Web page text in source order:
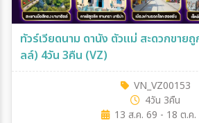
ทัวร์เวียดนาม ดานัง ตัวแม่ สะดวกขาย
ลล์) 4วัน 3คืน (VZ)
VN_VZ00153
4วัน 3คืน
13 ส.ค. 69 - 18 ต.ค.